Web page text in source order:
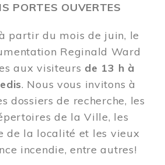
PORTES OUVERTES
partir du mois de juin, le
Reginald Ward
aux visiteurs de 13 h à
. Nous vous invitons à
dossiers de recherche, les
de la Ville, les
de la localité et les vieux
incendie, entre autres!